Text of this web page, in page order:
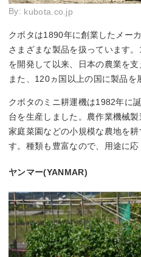
By: kubota.co.jp
クボタは1890年に創業したメー
さまざまな製品を扱っています
を開発して以来、日本の農業を
また、120ヵ国以上の国に製品を
クボタのミニ耕運機は1982年に
台を生産しました。農作業機械
家庭菜園などの小規模な農地を
す。種類も豊富なので、用途に応
ヤンマー(YANMAR)